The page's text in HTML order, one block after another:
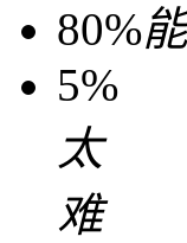
80%
5%
太
难